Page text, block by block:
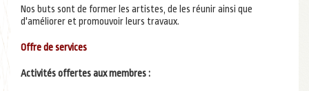
Nos buts sont de former les artistes, de les réunir ainsi que
d'améliorer et promouvoir leurs travaux.
Offre de services
Activités offertes aux membres :